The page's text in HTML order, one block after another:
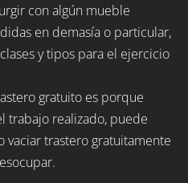
con algún mueble
en demasía o particular,
y tipos para el ejercicio
gratuito es porque
trabajo realizado, puede
vaciar trastero gratuitamente